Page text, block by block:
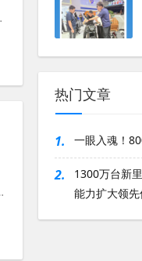
春风摩托车 #春风
RC390 摩托车图片 #摩
热门文章
1. 一眼入魂！
2.
1300万台新
能力扩大领